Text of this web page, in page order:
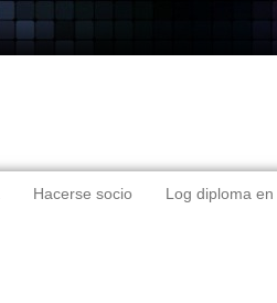
Hacerse socio Log diploma en